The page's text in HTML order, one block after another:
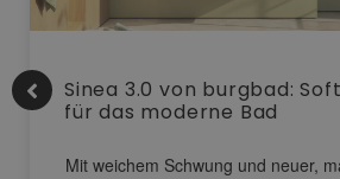
Sinea 3.0 von burgbad:
für das moderne Bad
Mit weichem Schwung und neuer,